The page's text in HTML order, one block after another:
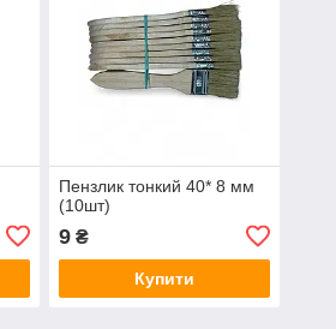
Пензлик тонкий 40* 8 мм
(10шт)
9₴
Купити